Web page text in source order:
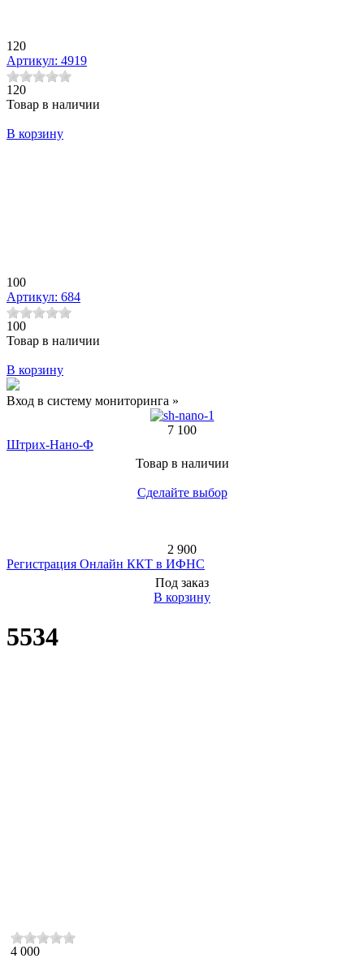
120
Артикул: 4919
120
Товар в наличии
В корзину
100
Артикул: 684
100
Товар в наличии
В корзину
Вход в систему мониторинга »
7 100
Штрих-Нано-Ф
Товар в наличии
Сделайте выбор
2 900
Регистрация Онлайн ККТ в ИФНС
Под заказ
В корзину
5534
4 000